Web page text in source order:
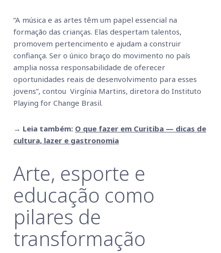
“A música e as artes têm um papel essencial na
formação das crianças. Elas despertam talentos,
promovem pertencimento e ajudam a construir
confiança. Ser o único braço do movimento no país
amplia nossa responsabilidade de oferecer
oportunidades reais de desenvolvimento para esses
jovens”, contou Virgínia Martins, diretora do Instituto
Playing for Change Brasil.
→ Leia também: O que fazer em Curitiba — dicas de
cultura, lazer e gastronomia
Arte, esporte e
educação como
pilares de
transformação